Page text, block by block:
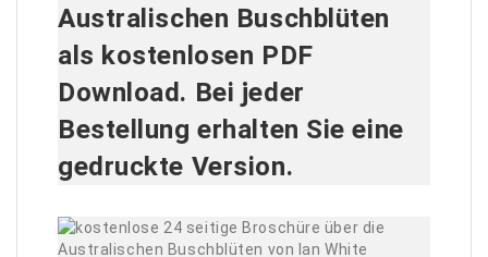
Australischen Buschblüten
als kostenlosen PDF
Download. Bei jeder
Bestellung erhalten Sie eine
gedruckte Version.